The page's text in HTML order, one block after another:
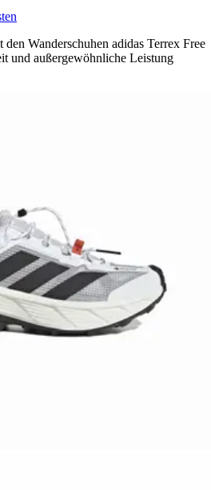
Wanderschuhen adidas Terrex Free
und außergewöhnliche Leistung